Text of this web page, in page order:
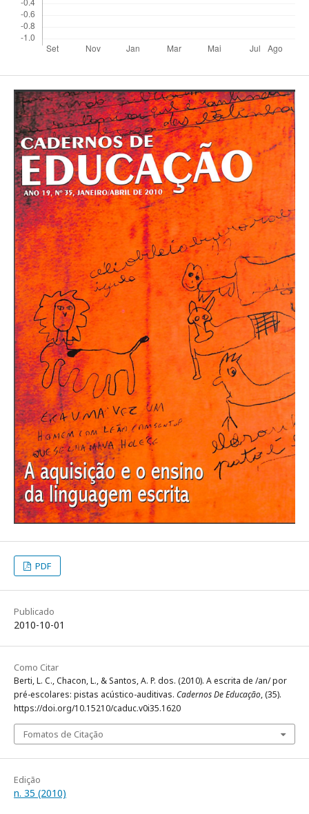
PDF
Publicado
2010-10-01
Como Citar
Berti, L. C., Chacon, L., & Santos, A. P. dos. (2010). A escrita de /an/ por
pré-escolares: pistas acústico-auditivas. Cadernos De Educação, (35).
https://doi.org/10.15210/caduc.v0i35.1620
Fomatos de Citação
Edição
n. 35 (2010)